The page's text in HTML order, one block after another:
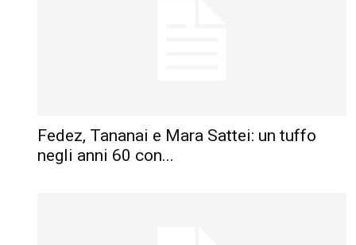
Fedez, Tananai e Mara Sattei: un tuffo
negli anni 60 con...